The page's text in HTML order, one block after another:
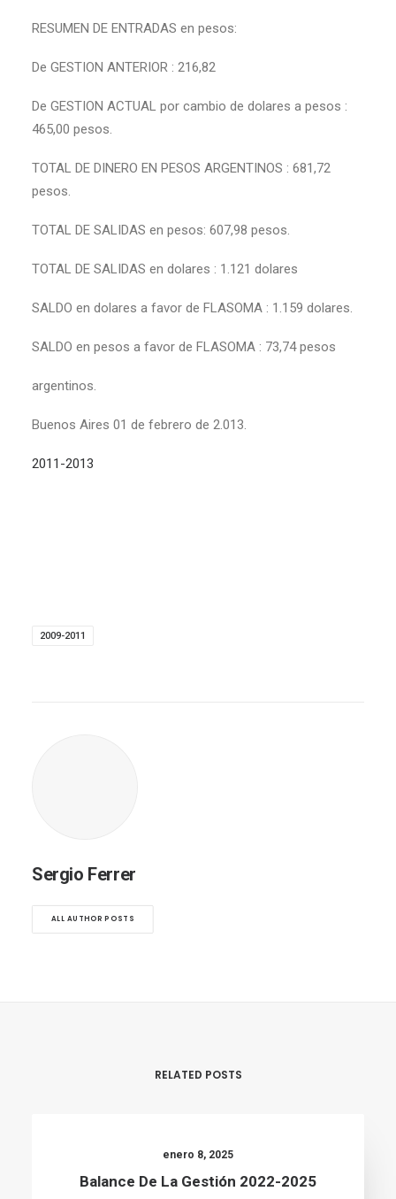
RESUMEN DE ENTRADAS en pesos:
De GESTION ANTERIOR : 216,82
De GESTION ACTUAL por cambio de dolares a pesos :
465,00 pesos.
TOTAL DE DINERO EN PESOS ARGENTINOS : 681,72
pesos.
TOTAL DE SALIDAS en pesos: 607,98 pesos.
TOTAL DE SALIDAS en dolares : 1.121 dolares
SALDO en dolares a favor de FLASOMA : 1.159 dolares.
SALDO en pesos a favor de FLASOMA : 73,74 pesos
argentinos.
Buenos Aires 01 de febrero de 2.013.
2011-2013
2009-2011
Sergio Ferrer
ALL AUTHOR POSTS
RELATED POSTS
enero 8, 2025
Balance De La Gestión 2022-2025